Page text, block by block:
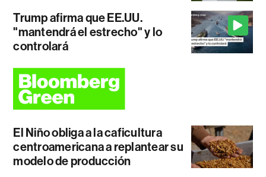
Trump afirma que EE.UU.
"mantendrá el estrecho" y lo
controlará
El Niño obliga a la caficultura
centroamericana a replantear su
modelo de producción